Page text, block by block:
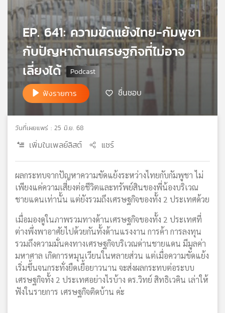
ข่าย
วิทยุ
พี
บี
เอส
แผนที่
ข่าย
EP. 641: ความขัดแย้งไทย-กัมพูชา
กับปัญหาด้านเศรษฐกิจที่ไม่อาจ
เลี่ยงได้
ฟังรายการ ชื่นชอบ
วันที่เผยแพร่ : 25 มิ.ย. 68
เพิ่มในเพลย์ลิสต์ แชร์
ผลกระทบจากปัญหาความขัดแย้งระหว่างไทยกับกัมพูชา ไม่
เพียงแค่ความเสี่ยงต่อชีวิตและทรัพย์สินของพี่น้องบริเวณ
ชายแดนเท่านั้น แต่ยังรวมถึงเศรษฐกิจของทั้ง 2 ประเทศด้วย
เมื่อมองดูในภาพรวมทางด้านเศรษฐกิจของทั้ง 2 ประเทศที่
ต่างพึ่งพาอาศัยไปด้วยกันทั้งด้านแรงงาน การค้า การลงทุน
รวมถึงความมั่นคงทางเศรษฐกิจบริเวณด่านชายแดน มีมูลค่า
มหาศาล เกิดการหมุนเวียนในหลายส่วน แต่เมื่อความขัดแย้ง
เริ่มขึ้นจนกระทั่งยืดเยื้อยาวนาน จะส่งผลกระทบต่อระบบ
เศรษฐกิจทั้ง 2 ประเทศอย่างไรบ้าง ดร.วิทย์ สิทธิเวคิน เล่าให้
ฟังในรายการ เศรษฐกิจติดบ้าน ค่ะ